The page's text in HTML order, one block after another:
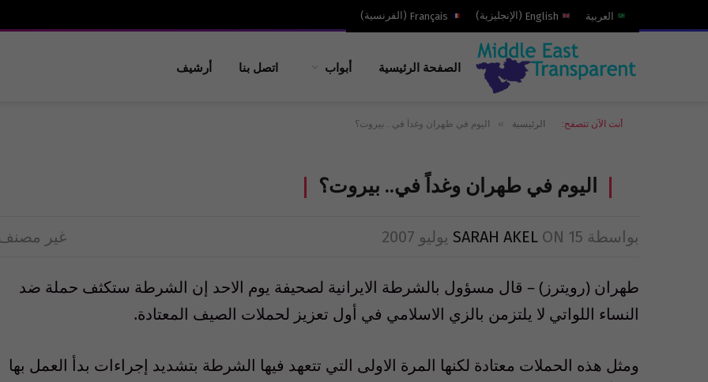
العربية English
( الإنجليزية)
Français
( الفرنسية)
الصفحة الرئيسية أبواب اتصل بنا أرشيف
أنت الآن تتصفح: الرئيسية » اليوم في طهران وغداً في.. بيروت؟
اليوم في طهران وغداً في.. بيروت؟
بواسطة SARAH AKEL ON 15 يوليو 2007 غير
طهران (رويترز) – قال مسؤول بالشرطة الايرانية لصحيفة يوم الاحد إن الشرطة ستكثف حملة ضد
النساء اللواتي لا يلتزمن بالزي الاسلامي في أول تعزيز لحملات الصيف المعتادة.
ومثل هذه الحملات معتادة لكنها المرة الاولى التي تتعهد فيها الشرطة بتشديد إجراءات بدأ العمل بها